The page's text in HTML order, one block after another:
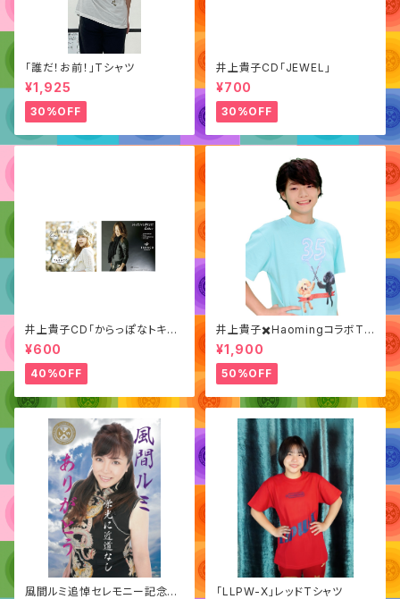
「誰だ！お前！」Tシャツ
¥1,925
30%OFF
井上貴子CD「JEWEL」
¥700
30%OFF
井上貴子CD「からっぽなトキも
夢中にさせて/ Letter」
¥600
40%OFF
井上貴子✖️HaomingコラボTシ
ャツ（デビュー35周年記念）
¥1,900
50%OFF
風間ルミ追悼セレモニー記念
「LLPW-X」レッドTシャツ